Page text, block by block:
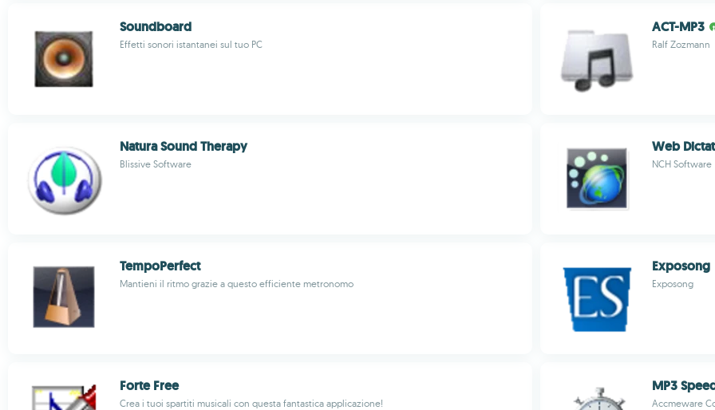
Soundboard
Effetti sonori istantanei sul tuo PC
ACT-MP3
Ralf Zozmann
Natura Sound Therapy
Blissive Software
Web
NCH Software
TempoPerfect
Mantieni il ritmo grazie a questo efficiente metronomo
Exposong
Exposong
Forte Free
Crea i tuoi spartiti musicali con questa fantastica applicazione!
MP3
Accmeware